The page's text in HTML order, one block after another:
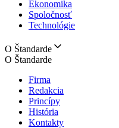
Ekonomika
Spoločnosť
Technológie
O Štandarde
O Štandarde
Firma
Redakcia
Princípy
História
Kontakty